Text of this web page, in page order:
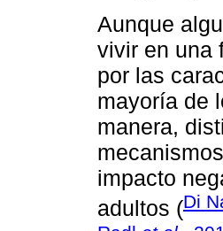
Aunque
vivir en una
por las
mayoría de
manera,
impacto
adultos (Di